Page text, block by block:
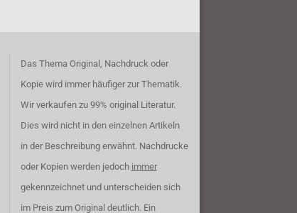
Das Thema Original, Nachdruck oder
Kopie wird immer häufiger zur Thematik.
Wir verkaufen zu 99% original Literatur.
Dies wird nicht in den einzelnen Artikeln
in der Beschreibung erwähnt. Nachdrucke
oder Kopien werden jedoch immer
gekennzeichnet und unterscheiden sich
im Preis zum Original deutlich. Ein